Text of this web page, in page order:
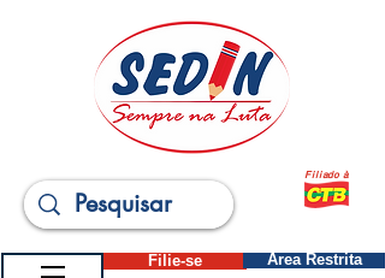
Filiado à
Filie-se Área Restrita